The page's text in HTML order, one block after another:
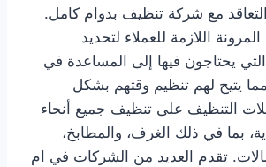
مع شركة تنظيف بدوام كامل.
اللازمة للعملاء لتحديد
التي يحتاجون فيها إلى المساعدة في
يتيح لهم تنظيم وقتهم بشكل
التنظيف على تنظيف جميع أنحاء
بما في ذلك الغرف، والمطابخ،
تقدم العديد من الشركات في ام